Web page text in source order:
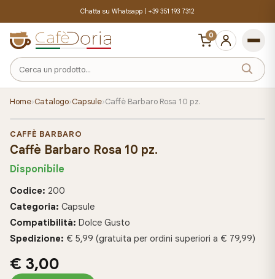
Chatta su Whatsapp | +39 351 193 7312
Cerca
un
prodotto
0
Home›Catalogo›Capsule›Caffè Barbaro Rosa 10 pz.
CAFFÈ BARBARO
Caffè Barbaro Rosa 10 pz.
Disponibile
Codice: 200
Categoria: Capsule
Compatibilità: Dolce Gusto
Spedizione: € 5,99 (gratuita per ordini superiori a € 79,99)
€ 3,00